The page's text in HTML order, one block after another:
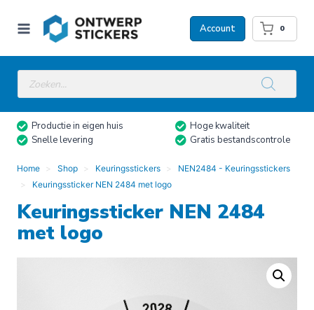
naar
Account 0
Producten
zoeken
Productie in eigen huis
Hoge kwaliteit
Snelle levering
Gratis bestandscontrole
Home Shop Keuringsstickers
NEN2484 - Keuringsstickers
Keuringssticker NEN 2484 met logo
Keuringssticker NEN 2484
met logo